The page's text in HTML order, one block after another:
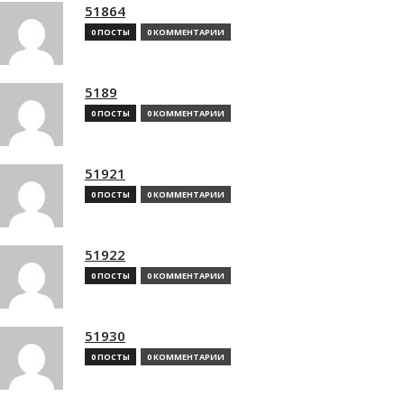
51864
0 ПОСТЫ 0 КОММЕНТАРИИ
5189
0 ПОСТЫ 0 КОММЕНТАРИИ
51921
0 ПОСТЫ 0 КОММЕНТАРИИ
51922
0 ПОСТЫ 0 КОММЕНТАРИИ
51930
0 ПОСТЫ 0 КОММЕНТАРИИ